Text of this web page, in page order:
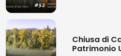
Chiusa di
Patrimonio